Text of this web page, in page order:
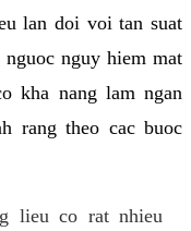
lan doi voi tan suat
nguy hiem mat
kha nang lam ngan
rang theo cac buoc
lieu co rat nhieu